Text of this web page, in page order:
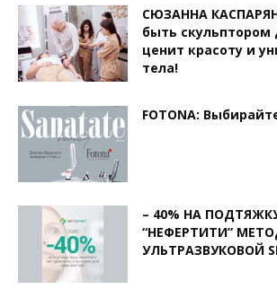
СЮЗАННА
быть скульптором
ценит красоту и
тела!
FOTONA:
– 40% НА
“НЕФЕРТИТИ”
УЛЬТРАЗВУКОВОЙ